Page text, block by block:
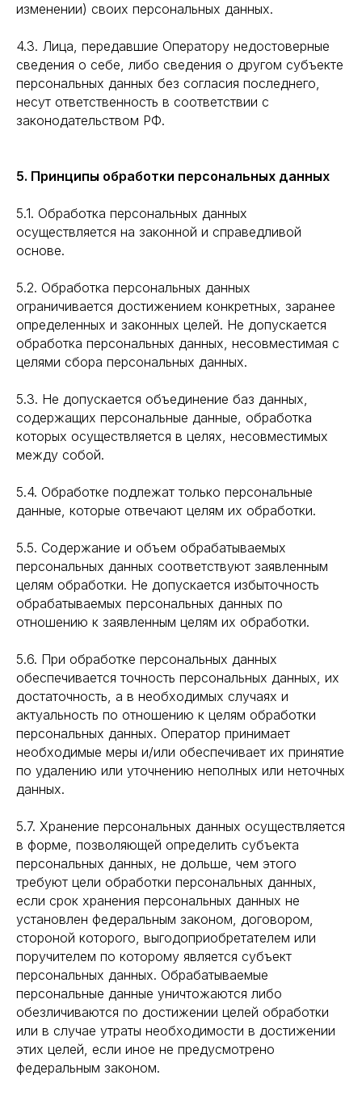
изменении) своих персональных данных.
4.3. Лица, передавшие Оператору недостоверные
сведения о себе, либо сведения о другом субъекте
персональных данных без согласия последнего,
несут ответственность в соответствии с
законодательством РФ.
5. Принципы обработки персональных данных
5.1. Обработка персональных данных
осуществляется на законной и справедливой
основе.
5.2. Обработка персональных данных
ограничивается достижением конкретных, заранее
определенных и законных целей. Не допускается
обработка персональных данных, несовместимая с
целями сбора персональных данных.
5.3. Не допускается объединение баз данных,
содержащих персональные данные, обработка
которых осуществляется в целях, несовместимых
между собой.
5.4. Обработке подлежат только персональные
данные, которые отвечают целям их обработки.
5.5. Содержание и объем обрабатываемых
персональных данных соответствуют заявленным
целям обработки. Не допускается избыточность
обрабатываемых персональных данных по
отношению к заявленным целям их обработки.
5.6. При обработке персональных данных
обеспечивается точность персональных данных, их
достаточность, а в необходимых случаях и
актуальность по отношению к целям обработки
персональных данных. Оператор принимает
необходимые меры и/или обеспечивает их принятие
по удалению или уточнению неполных или неточных
данных.
5.7. Хранение персональных данных осуществляется
в форме, позволяющей определить субъекта
персональных данных, не дольше, чем этого
требуют цели обработки персональных данных,
если срок хранения персональных данных не
установлен федеральным законом, договором,
стороной которого, выгодоприобретателем или
поручителем по которому является субъект
персональных данных. Обрабатываемые
персональные данные уничтожаются либо
обезличиваются по достижении целей обработки
или в случае утраты необходимости в достижении
этих целей, если иное не предусмотрено
федеральным законом.